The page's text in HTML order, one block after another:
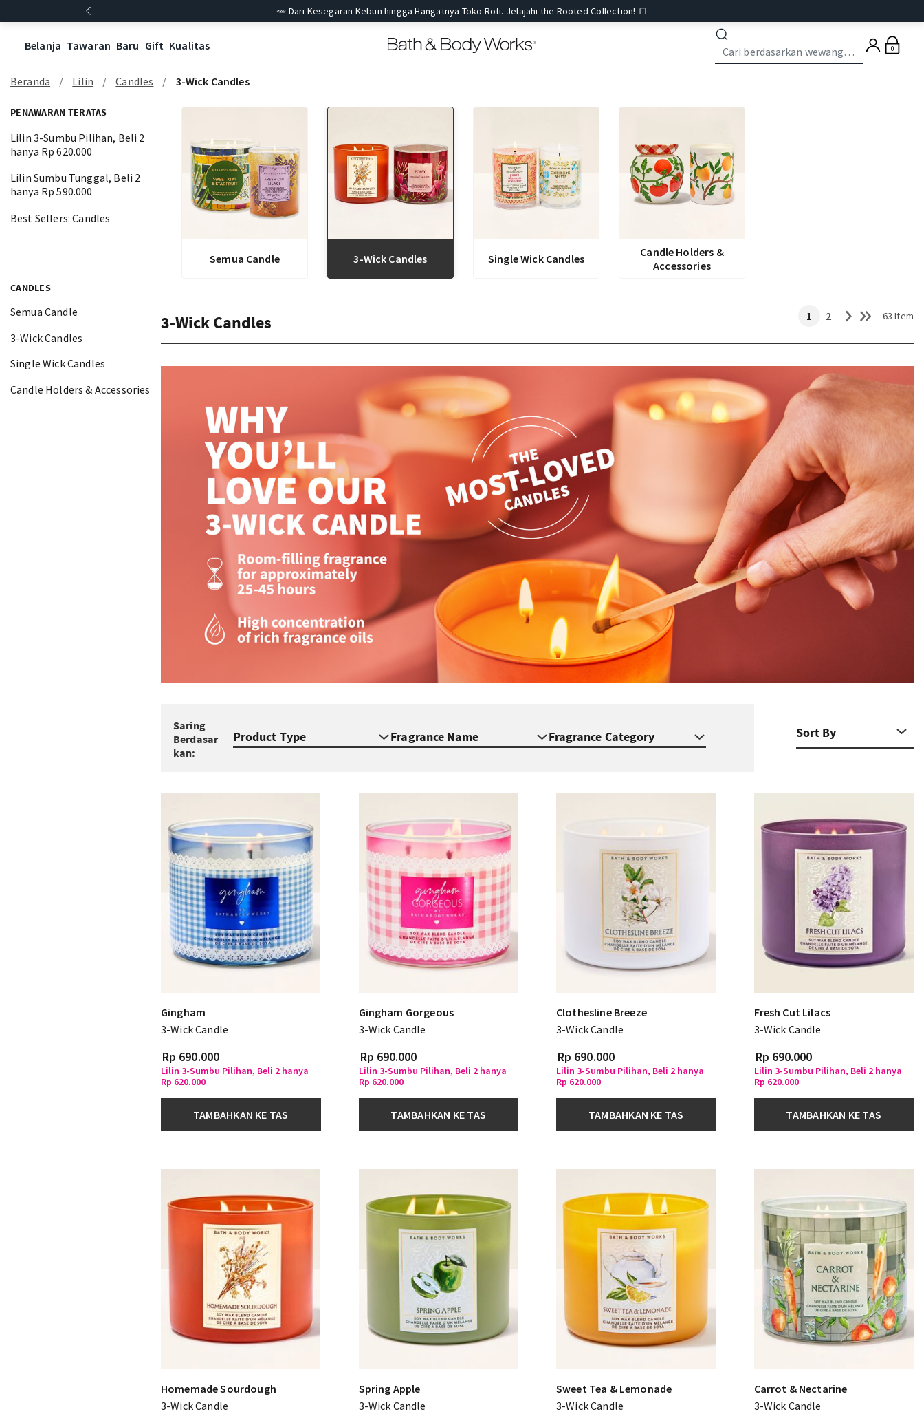
🥕 Dari Kesegaran Kebun hingga Hangatnya Toko Roti. Jelajahi the Rooted Collection! 🍞
Belanja Tawaran Baru Gift Kualitas 0
Beranda Lilin Candles 3-Wick Candles
PENAWARAN TERATAS
Lilin 3-Sumbu Pilihan, Beli 2
hanya Rp 620.000
Lilin Sumbu Tunggal, Beli 2
hanya Rp 590.000
Best Sellers: Candles
CANDLES
Semua Candle
3-Wick Candles
Single Wick Candles
Candle Holders & Accessories
Semua Candle 3-Wick Candles Single Wick Candles
Candle Holders &
Accessories
3-Wick Candles 1 2 63 Item
Saring
Berdasar
kan:
Product Type Fragrance Name Fragrance Category
Gingham
3-Wick Candle
Rp 690.000
Lilin 3-Sumbu Pilihan, Beli 2 hanya
Rp 620.000
TAMBAHKAN KE TAS
Gingham Gorgeous
3-Wick Candle
Rp 690.000
Lilin 3-Sumbu Pilihan, Beli 2 hanya
Rp 620.000
TAMBAHKAN KE TAS
Clothesline Breeze
3-Wick Candle
Rp 690.000
Lilin 3-Sumbu Pilihan, Beli 2 hanya
Rp 620.000
TAMBAHKAN KE TAS
Fresh Cut Lilacs
3-Wick Candle
Rp 690.000
Lilin 3-Sumbu Pilihan, Beli 2 hanya
Rp 620.000
TAMBAHKAN KE TAS
Homemade Sourdough
3-Wick Candle
Spring Apple
3-Wick Candle
Sweet Tea & Lemonade
3-Wick Candle
Carrot & Nectarine
3-Wick Candle